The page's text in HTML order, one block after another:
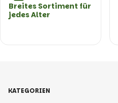
Breites Sortiment für
jedes Alter
KATEGORIEN